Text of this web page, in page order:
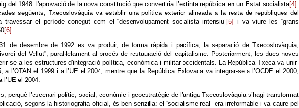
del 1948, l'aprovació de la nova constitució que convertiria l’extinta república en un Estat socialista[4] .
següents, Txecoslovàquia va establir una política exterior alineada a la resta de repúbliques del
travessar el període conegut com el “desenvolupament socialista intensiu”[5]
i va viure les “grans
[6] .
de desembre de 1992 es va produir, de forma ràpida i pacífica, la separació de Txecoslovàquia,
del Vellut”, paral·lelament al procés de restauració del capitalisme. Posteriorment, les dues noves
se a les estructures d'integració política, econòmica i militar occidentals. La República Txeca va unir-
a l’OTAN el 1999 i a l’UE el 2004, mentre que la República Eslovaca va integrar-se a l’OCDE el 2000,
l’UE el 2004.
perquè l’escenari polític, social, econòmic i geoestratègic de l’antiga Txecoslovàquia s’hagi transformat
segons la historiografia oficial, és ben senzilla: el “socialisme real” era irreformable i va caure pel